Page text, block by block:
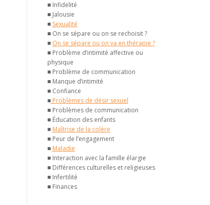
■ Infidelité
■ Jalousie
■ Sexualité
■ On se sépare ou on se rechoisit ?
■ On se sépare ou on va en thérapie ?
■ Problème d’intimité affective ou
physique
■ Problème de communication
■ Manque d’intimité
■ Confiance
■Problèmes de désir sexuel
■ Problèmes de communication
■ Éducation des enfants
■ Maîtrise de la colère
■ Peur de l’engagement
■ Maladie
■ Interaction avec la famille élargie
■ Différences culturelles et religieuses
■ Infertilité
■ Finances